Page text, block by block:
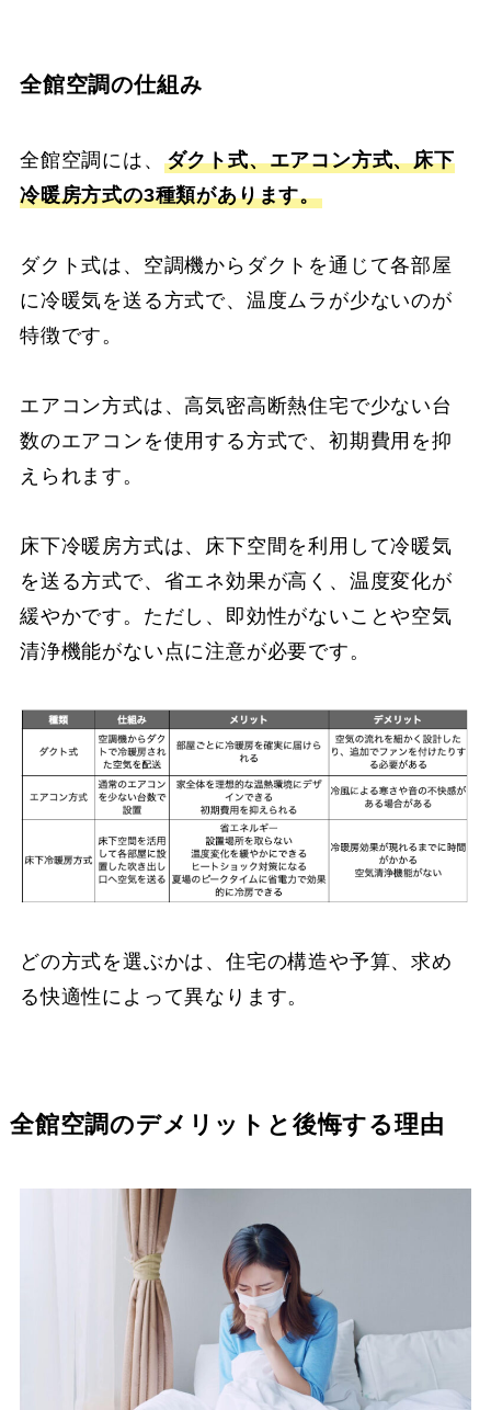
全館空調の仕組み
全館空調には、 ダクト式、エアコン方式、床下
冷暖房方式の3種類があります。
ダクト式は、空調機からダクトを通じて各部屋
に冷暖気を送る方式で、温度ムラが少ないのが
特徴です。
エアコン方式は、高気密高断熱住宅で少ない台
数のエアコンを使用する方式で、初期費用を抑
えられます。
床下冷暖房方式は、床下空間を利用して冷暖気
を送る方式で、省エネ効果が高く、温度変化が
緩やかです。ただし、即効性がないことや空気
清浄機能がない点に注意が必要です。
どの方式を選ぶかは、住宅の構造や予算、求め
る快適性によって異なります。
全館空調のデメリットと後悔する理由